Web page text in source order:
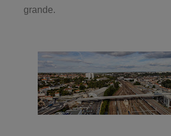
grande.